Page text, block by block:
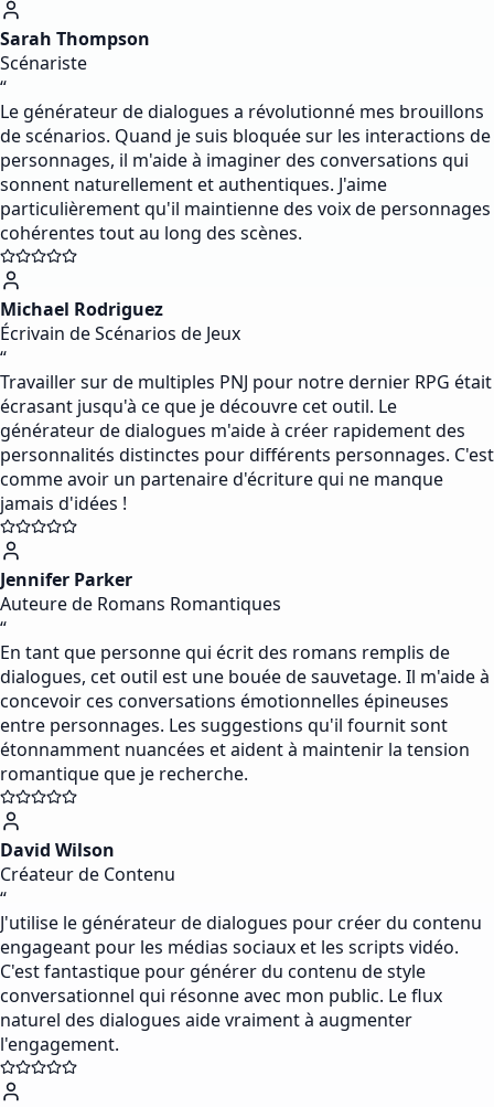
Sarah Thompson
Scénariste
“
Le générateur de dialogues a révolutionné mes brouillons
de scénarios. Quand je suis bloquée sur les interactions de
personnages, il m'aide à imaginer des conversations qui
sonnent naturellement et authentiques. J'aime
particulièrement qu'il maintienne des voix de personnages
cohérentes tout au long des scènes.
Michael Rodriguez
Écrivain de Scénarios de Jeux
“
Travailler sur de multiples PNJ pour notre dernier RPG était
écrasant jusqu'à ce que je découvre cet outil. Le
générateur de dialogues m'aide à créer rapidement des
personnalités distinctes pour différents personnages. C'est
comme avoir un partenaire d'écriture qui ne manque
jamais d'idées !
Jennifer Parker
Auteure de Romans Romantiques
“
En tant que personne qui écrit des romans remplis de
dialogues, cet outil est une bouée de sauvetage. Il m'aide à
concevoir ces conversations émotionnelles épineuses
entre personnages. Les suggestions qu'il fournit sont
étonnamment nuancées et aident à maintenir la tension
romantique que je recherche.
David Wilson
Créateur de Contenu
“
J'utilise le générateur de dialogues pour créer du contenu
engageant pour les médias sociaux et les scripts vidéo.
C'est fantastique pour générer du contenu de style
conversationnel qui résonne avec mon public. Le flux
naturel des dialogues aide vraiment à augmenter
l'engagement.